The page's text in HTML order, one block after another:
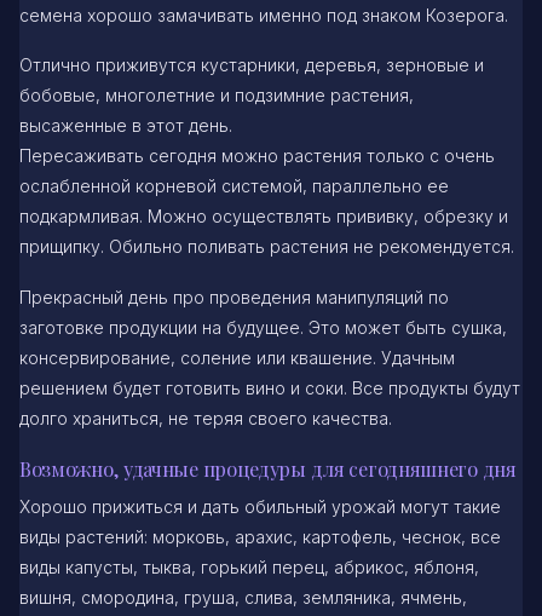
семена хорошо замачивать именно под знаком Козерога.
Отлично приживутся кустарники, деревья, зерновые и
бобовые, многолетние и подзимние растения,
высаженные в этот день.
Пересаживать сегодня можно растения только с очень
ослабленной корневой системой, параллельно ее
подкармливая. Можно осуществлять прививку, обрезку и
прищипку. Обильно поливать растения не рекомендуется.
Прекрасный день про проведения манипуляций по
заготовке продукции на будущее. Это может быть сушка,
консервирование, соление или квашение. Удачным
решением будет готовить вино и соки. Все продукты будут
долго храниться, не теряя своего качества.
Возможно, удачные процедуры для сегодняшнего дня
Хорошо прижиться и дать обильный урожай могут такие
виды растений: морковь, арахис, картофель, чеснок, все
виды капусты, тыква, горький перец, абрикос, яблоня,
вишня, смородина, груша, слива, земляника, ячмень,